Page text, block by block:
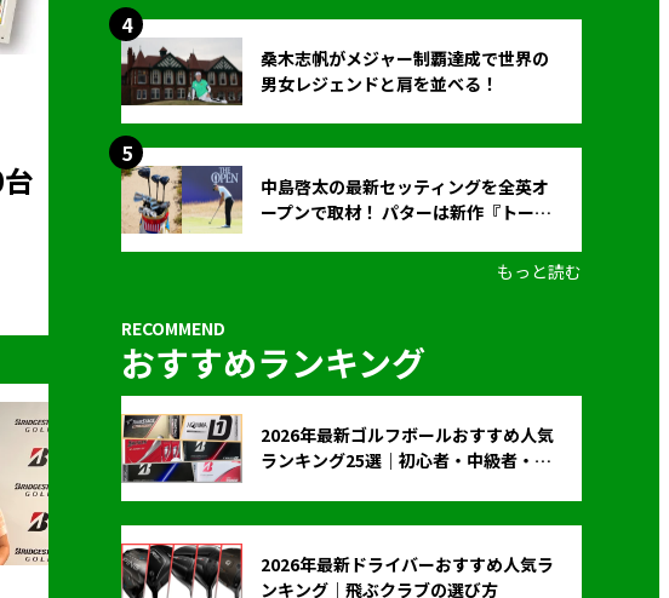
桑木志帆がメジャー制覇達成で世界の
男女レジェンドと肩を並べる！
中島啓太の最新セッティングを全英オ
ープンで取材！ パターは新作『トーチ
もっと読む
おすすめランキング
2026年最新ゴルフボールおすすめ人気
ランキング25選｜初心者・中級者・上
2026年最新ドライバーおすすめ人気ラ
ンキング｜飛ぶクラブの選び方